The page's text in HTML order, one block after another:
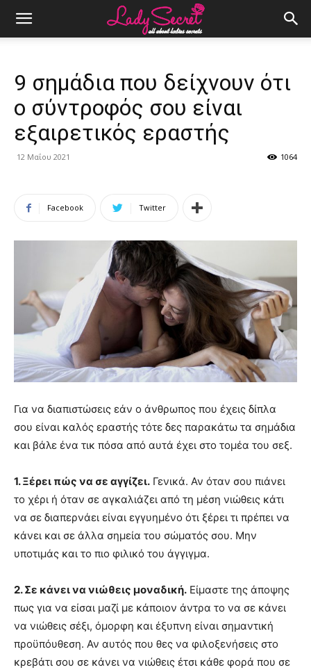
9 σημάδια που δείχνουν ότι
ο σύντροφός σου είναι
εξαιρετικός εραστής
12 Μαΐου 2021 1064
Facebook Twitter
Για να διαπιστώσεις εάν ο άνθρωπος που έχεις δίπλα
σου είναι καλός εραστής τότε δες παρακάτω τα σημάδια
και βάλε ένα τικ πόσα από αυτά έχει στο τομέα του σεξ.
1. Ξέρει πώς να σε αγγίζει. Γενικά. Αν όταν σου πιάνει
το χέρι ή όταν σε αγκαλιάζει από τη μέση νιώθεις κάτι
να σε διαπερνάει είναι εγγυημένο ότι ξέρει τι πρέπει να
κάνει και σε άλλα σημεία του σώματός σου. Μην
υποτιμάς και το πιο φιλικό του άγγιγμα.
2. Σε κάνει να νιώθεις μοναδική. Είμαστε της άποψης
πως για να είσαι μαζί με κάποιον άντρα το να σε κάνει
να νιώθεις σέξι, όμορφη και έξυπνη είναι σημαντική
προϋπόυθεση. Αν αυτός που θες να φιλοξενήσεις στο
κρεβάτι σου σε κάνει να νιώθεις έτσι κάθε φορά που σε